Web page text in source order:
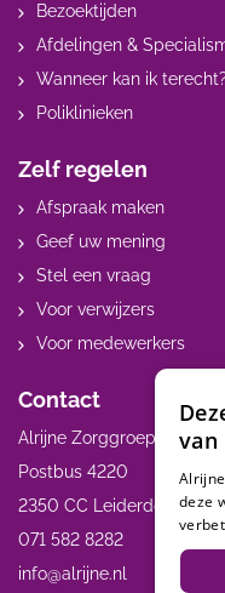
Bezoektijden
Afdelingen &
Wanneer kan ik terecht?
Poliklinieken
Zelf regelen
Afspraak maken
Geef uw mening
Stel een vraag
Voor verwijzers
Voor medewerkers
Contact
Alrijne Zorggroep
Postbus 4220
2350 CC Leiderdorp
071 582 8282
info@alrijne.nl
van
deze